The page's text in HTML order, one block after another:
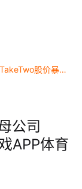
《GTA6》跳票背大锅！R星母公司TakeTwo股价暴跌！ - 爱游戏APP体育官网
公司
APP体育